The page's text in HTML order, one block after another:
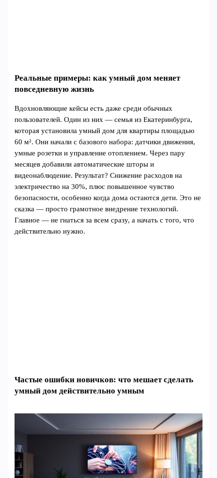
Реальные примеры: как умный дом меняет
повседневную жизнь
Вдохновляющие кейсы есть даже среди обычных
пользователей. Один из них — семья из Екатеринбурга,
которая установила умный дом для квартиры площадью
60 м². Они начали с базового набора: датчики движения,
умные розетки и управление отоплением. Через пару
месяцев добавили автоматические шторы и
видеонаблюдение. Результат? Снижение расходов на
электричество на 30%, плюс повышенное чувство
безопасности, особенно когда дома остаются дети. Это не
сказка — просто грамотное внедрение технологий.
Главное — не гнаться за всем сразу, а начать с того, что
действительно нужно.
Частые ошибки новичков: что мешает сделать
умный дом действительно умным